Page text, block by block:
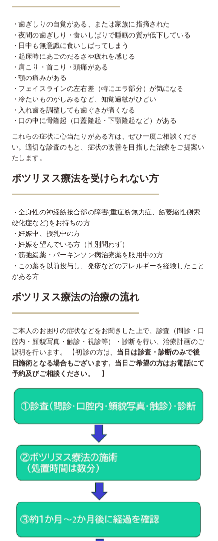
・歯ぎしりの自覚がある、または家族に指摘された
・夜間の歯ぎしり・食いしばりで睡眠の質が低下している
・日中も無意識に食いしばってしまう
・起床時にあごのだるさや疲れを感じる
・肩こり・首こり・頭痛がある
・顎の痛みがある
・フェイスラインの左右差（特にエラ部分）が気になる
・冷たいものがしみるなど、知覚過敏がひどい
・入れ歯を調整しても歯ぐきが痛くなる
・口の中に骨隆起（口蓋隆起・下顎隆起など）がある
これらの症状に心当たりがある方は、ぜひ一度ご相談くださ
い。適切な診査のもと、症状の改善を目指した治療をご提案い
たします。
ボツリヌス療法を受けられない方
・全身性の神経筋接合部の障害(重症筋無力症、筋萎縮性側索
硬化症など)をお持ちの方
・妊娠中、授乳中の方
・妊娠を望んでいる方（性別問わず）
・筋弛緩薬・パーキンソン病治療薬を服用中の方
・この薬を以前投与し、発疹などのアレルギーを経験したこと
がある方
ボツリヌス療法の治療の流れ
ご本人のお困りの症状などをお聞きした上で、診査（問診・口
腔内・顔貌写真・触診・視診等）・診断を行い、治療計画のご
説明を行います。 【初診の方は、 当日は診査・診断のみで後
日施術となる場合もございます。当日ご希望の方はお電話にて
予約及びご相談ください。
】